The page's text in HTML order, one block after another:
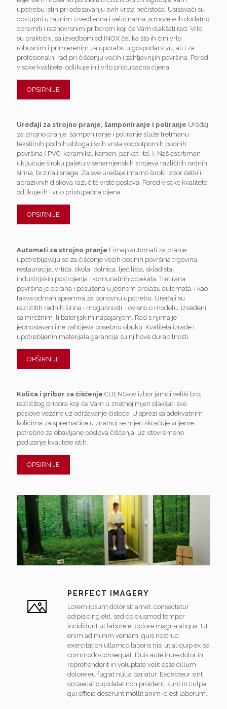
upotrebu istih pri odsisavanju svih vrsta nečistoća. Usisavači su
dostupni u raznim izvedbama i veličinama, a možete ih dodatno
opremiti i raznovrsnim priborom koji će Vam olakšati rad. Vrlo
su praktični, sa izvedbom od INOX čelika što ih čini vrlo
robusnim i primjerenim za uporabu u gospodarstvu, ali i za
profesionalni rad pri čišćenju većih i zahtjevnijih površina. Pored
visoke kvalitete, odlikuje ih i vrlo pristupačna cijena.
OPŠIRNIJE
Uređaji za strojno pranje, šamponiranje i poliranje Uređaji
za strojno pranje, šamponiranje i poliranje služe tretmanu
tekstilnih podnih obloga i svih vrsta vodootpornih podnih
površina ( PVC, keramika, kamen, parket, itd. ). Naš asortiman
uključuje široku paletu višenamjenskih strojeva različitih radnih
širina, brzina i snage. Za sve uređaje imamo široki izbor četki i
abrazivnih diskova različite vrste poslova. Pored visoke kvalitete,
odlikuje ih i vrlo pristupačna cijena.
OPŠIRNIJE
Automati za strojno pranje Fimap automati za pranje
upotrebljavaju se za čišćenje većih podnih površina trgovina,
restauracija, vrtića, škola, bolnica, lječilišta, skladišta,
industrijskih postrojenja i komunalnih objekata. Tretirana
površina je oprana i posušena u jednom prolazu automata, i kao
takva odmah spremna za ponovnu upotrebu. Uređaji su
različitih radnih širina i mogućnosti, i ovisno o modelu, izvedeni
sa mrežnim ili baterijskim napajanjem. Rad s njima je
jednostavan i ne zahtijeva posebnu obuku. Kvaliteta izrade i
upotrebljenih materijala garancija su njihove durabilnosti.
OPŠIRNIJE
Kolica i pribor za čišćenje CLIENS-ov izbor jamči veliki broj
različitog pribora koji će Vam u znatnoj mjeri olakšati sve
poslove vezane uz održavanje čistoće. U sprezi sa adekvatnim
kolicima za spremačice u znatnoj se mjeri skraćuje vrijeme
potrebno za obavljane poslova čišćenja, uz istovremeno
podizanje kvalitete istih.
OPŠIRNIJE
PERFECT IMAGERY
Lorem ipsum dolor sit amet, consectetur
adipisicing elit, sed do eiusmod tempor
incididunt ut labore et dolore magna aliqua. Ut
enim ad minim veniam, quis nostrud
exercitation ullamco laboris nisi ut aliquip ex ea
commodo consequat. Duis aute irure dolor in
reprehenderit in voluptate velit esse cillum
dolore eu fugiat nulla pariatur. Excepteur sint
occaecat cupidatat non proident, sunt in culpa
qui officia deserunt mollit anim id est laborum.